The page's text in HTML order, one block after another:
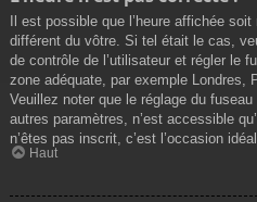
Il est possible que l’heure affichée
différent du vôtre. Si tel était le cas,
de contrôle de l’utilisateur et régler le
zone adéquate, par exemple Londres,
Veuillez noter que le réglage du
autres paramètres, n’est accessible
n’êtes pas inscrit, c’est l’occasion
Haut